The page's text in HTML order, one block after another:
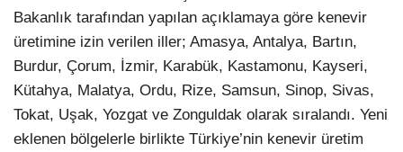
Bakanlık tarafından yapılan açıklamaya göre kenevir
üretimine izin verilen iller; Amasya, Antalya, Bartın,
Burdur, Çorum, İzmir, Karabük, Kastamonu, Kayseri,
Kütahya, Malatya, Ordu, Rize, Samsun, Sinop, Sivas,
Tokat, Uşak, Yozgat ve Zonguldak olarak sıralandı. Yeni
eklenen bölgelerle birlikte Türkiye’nin kenevir üretim